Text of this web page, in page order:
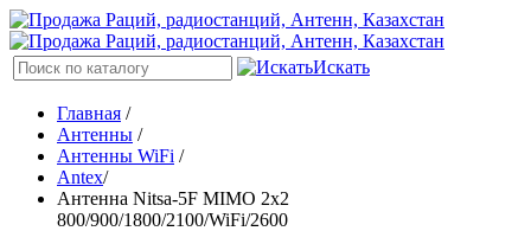
Искать
Главная /
Антенны /
Антенны WiFi /
Antex/
Антенна Nitsa-5F MIMO 2x2
800/900/1800/2100/WiFi/2600